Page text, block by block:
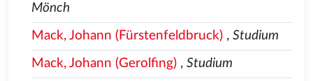
Mönch
Mack, Johann (Fürstenfeldbruck), Studium
Mack, Johann (Gerolfing), Studium